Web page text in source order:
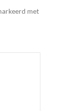
met